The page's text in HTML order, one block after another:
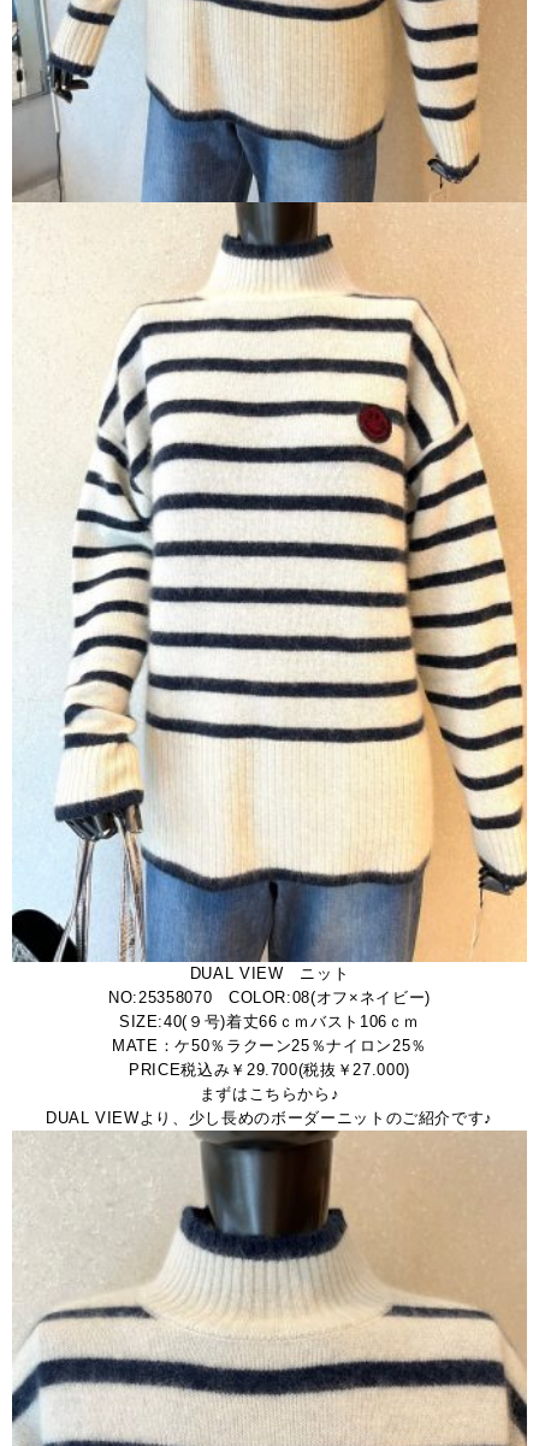
DUAL VIEW ニット
NO:25358070 COLOR:08(オフ×ネイビー)
SIZE:40(９号)着丈66ｃｍバスト106ｃｍ
MATE：ケ50％ラクーン25％ナイロン25％
PRICE税込み￥29.700(税抜￥27.000)
まずはこちらから♪
DUAL VIEWより、少し長めのボーダーニットのご紹介です♪